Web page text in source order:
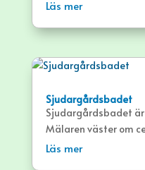
Läs mer
Sjudargårdsbadet
Sjudargårdsbadet
Mälaren väster om
erbjuder både
Läs mer